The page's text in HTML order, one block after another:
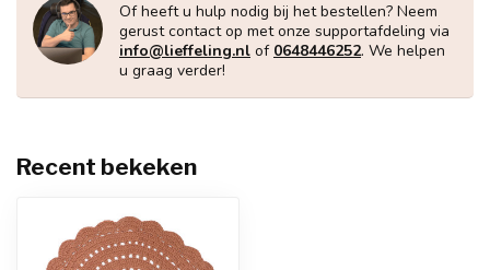
Of heeft u hulp nodig bij het bestellen? Neem
gerust contact op met onze supportafdeling via
info@lieffeling.nl of 0648446252. We helpen
u graag verder!
Recent bekeken